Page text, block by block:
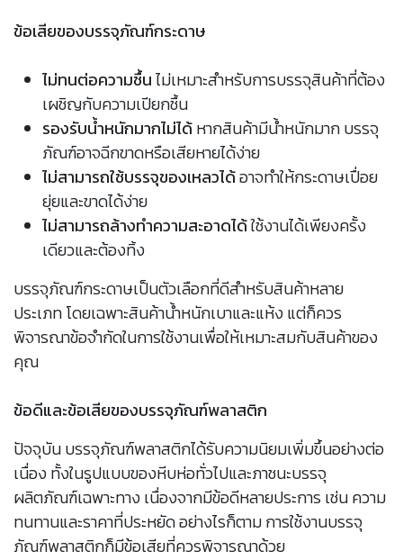
ข้อเสียของบรรจุภัณฑ์กระดาษ
ไม่ทนต่อความชื้นไม่เหมาะสำหรับการบรรจุสินค้าที่ต้อง
เผชิญกับความเปียกชื้น
รองรับน้ำหนักมากไม่ได้หากสินค้ามีน้ำหนักมาก บรรจุ
ภัณฑ์อาจฉีกขาดหรือเสียหายได้ง่าย
ไม่สามารถใช้บรรจุของเหลวได้อาจทำให้กระดาษเปื่อย
ยุ่ยและขาดได้ง่าย
ไม่สามารถล้างทำความสะอาดได้ใช้งานได้เพียงครั้ง
เดียวและต้องทิ้ง
บรรจุภัณฑ์กระดาษเป็นตัวเลือกที่ดีสำหรับสินค้าหลาย
ประเภท โดยเฉพาะสินค้าน้ำหนักเบาและแห้ง แต่ก็ควร
พิจารณาข้อจำกัดในการใช้งานเพื่อให้เหมาะสมกับสินค้าของ
คุณ
ข้อดีและข้อเสียของบรรจุภัณฑ์พลาสติก
ปัจจุบัน บรรจุภัณฑ์พลาสติกได้รับความนิยมเพิ่มขึ้นอย่างต่อ
เนื่อง ทั้งในรูปแบบของหีบห่อทั่วไปและภาชนะบรรจุ
ผลิตภัณฑ์เฉพาะทาง เนื่องจากมีข้อดีหลายประการ เช่น ความ
ทนทานและราคาที่ประหยัด อย่างไรก็ตาม การใช้งานบรรจุ
ภัณฑ์พลาสติกก็มีข้อเสียที่ควรพิจารณาด้วย